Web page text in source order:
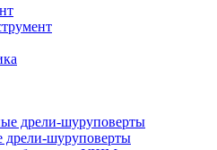
дрели-шуруповерты